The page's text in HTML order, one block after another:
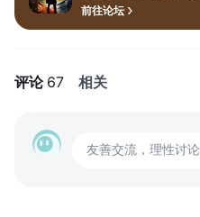
前往论坛
评论 67 相关
友善交流，理性讨论